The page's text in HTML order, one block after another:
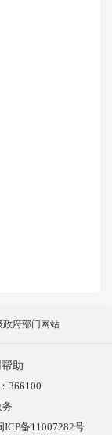
政府部门网站
助
366100
ICP备11007282号